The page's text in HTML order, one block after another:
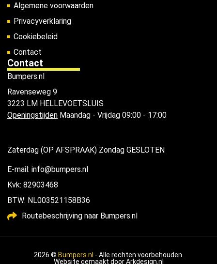
Algemene voorwaarden
Privacyverklaring
Cookiebeleid
Contact
Contact
Bumpers.nl
Ravenseweg 9
3223 LM HELLEVOETSLUIS
Openingstijden Maandag - Vrijdag 09:00 - 17:00
Zaterdag (OP AFSPRAAK) Zondag GESLOTEN
E-mail: info@bumpers.nl
Kvk: 82903468
BTW: NL003521158B36
Routebeschrijving naar Bumpers.nl
2026 © Bumpers.nl - Alle rechten voorbehouden.
Website gemaakt doorArkdesign.nl